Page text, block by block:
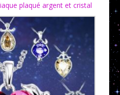
plaqué argent et cristal